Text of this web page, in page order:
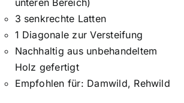
unteren Bereich)
3 senkrechte Latten
1 Diagonale zur Versteifung
Nachhaltig aus unbehandeltem
Holz gefertigt
Empfohlen für: Damwild, Rehwild